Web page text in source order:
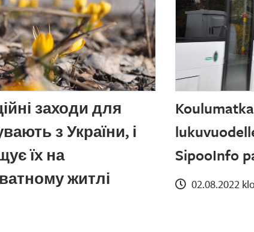
заходи для
з України, і
їх на
житлі
SipooInfo
02.08.2022